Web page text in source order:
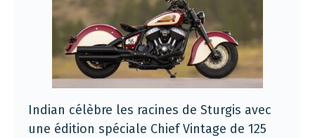
Indian célèbre les racines de Sturgis avec
une édition spéciale Chief Vintage de 125